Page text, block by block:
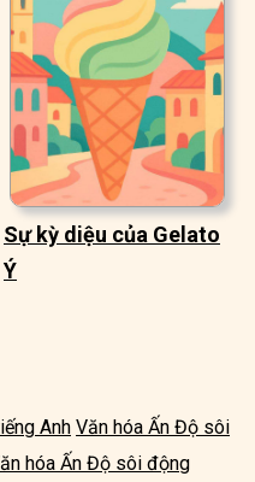
Sự kỳ diệu của Gelato
Ý
Anh Văn hóa Ấn Độ sôi
hóa Ấn Độ sôi động